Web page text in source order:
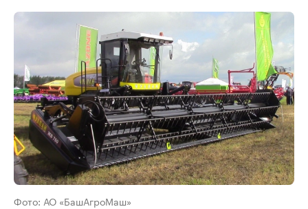
Фото: АО «БашАгроМаш»